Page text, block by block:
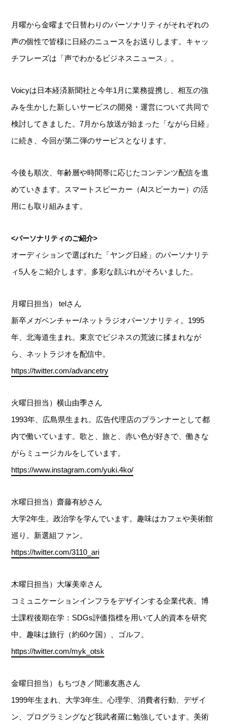
月曜から金曜まで日替わりのパーソナリティがそれぞれの
声の個性で皆様に日経のニュースをお送りします。キャッ
チフレーズは「声でわかるビジネスニュース」。
Voicyは日本経済新聞社と今年1月に業務提携し、相互の強
みを生かした新しいサービスの開発・運営について共同で
検討してきました。7月から放送が始まった「ながら日経」
に続き、今回が第二弾のサービスとなります。
今後も順次、年齢層や時間帯に応じたコンテンツ配信を進
めていきます。スマートスピーカー（AIスピーカー）の活
用にも取り組みます。
<パーソナリティのご紹介>
オーディションで選ばれた「ヤング日経」のパーソナリテ
ィ5人をご紹介します。多彩な顔ぶれがそろいました。
月曜日担当） telさん
新卒メガベンチャー/ネットラジオパーソナリティ。1995
年、北海道生まれ。東京でビジネスの荒波に揉まれなが
ら、ネットラジオを配信中。
https://twitter.com/advancetry
火曜日担当）横山由季さん
1993年、広島県生まれ。広告代理店のプランナーとして都
内で働いています。歌と、旅と、赤い色が好きで、働きな
がらミュージカルをしています。
https://www.instagram.com/yuki.4ko/
水曜日担当）齋藤有紗さん
大学2年生。政治学を学んでいます。趣味はカフェや美術館
巡り。新選組ファン。
https://twitter.com/3110_ari
木曜日担当）大塚美幸さん
コミュニケーションインフラをデザインする企業代表。博
士課程後期在学：SDGs評価指標を用いて人的資本を研究
中。趣味は旅行（約60ケ国）、ゴルフ。
https://twitter.com/myk_otsk
金曜日担当）もちづき／間瀬友惠さん
1999年生まれ、大学3年生。心理学、消費者行動、デザイ
ン、プログラミングなど我武者羅に勉強しています。美術